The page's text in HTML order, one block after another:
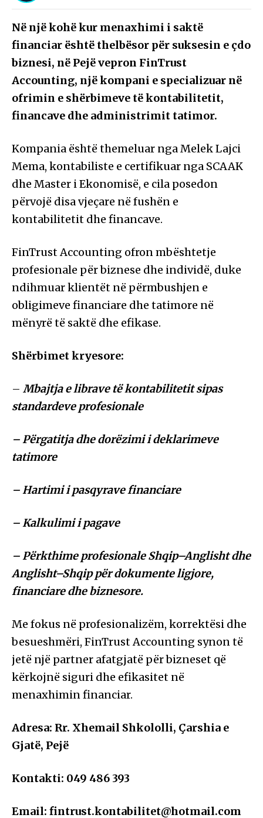
Në një kohë kur menaxhimi i saktë
financiar është thelbësor për suksesin e çdo
biznesi, në Pejë vepron FinTrust
Accounting, një kompani e specializuar në
ofrimin e shërbimeve të kontabilitetit,
financave dhe administrimit tatimor.
Kompania është themeluar nga Melek Lajci
Mema, kontabiliste e certifikuar nga SCAAK
dhe Master i Ekonomisë, e cila posedon
përvojë disa vjeçare në fushën e
kontabilitetit dhe financave.
FinTrust Accounting ofron mbështetje
profesionale për biznese dhe individë, duke
ndihmuar klientët në përmbushjen e
obligimeve financiare dhe tatimore në
mënyrë të saktë dhe efikase.
Shërbimet kryesore:
– Mbajtja e librave të kontabilitetit sipas
standardeve profesionale
– Përgatitja dhe dorëzimi i deklarimeve
tatimore
– Hartimi i pasqyrave financiare
– Kalkulimi i pagave
– Përkthime profesionale Shqip–Anglisht dhe
Anglisht–Shqip për dokumente ligjore,
financiare dhe biznesore.
Me fokus në profesionalizëm, korrektësi dhe
besueshmëri, FinTrust Accounting synon të
jetë një partner afatgjatë për bizneset që
kërkojnë siguri dhe efikasitet në
menaxhimin financiar.
Adresa: Rr. Xhemail Shkololli, Çarshia e
Gjatë, Pejë
Kontakti: 049 486 393
Email: fintrust.kontabilitet@hotmail.com